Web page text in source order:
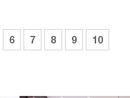
40ºC
6 7 8 9 10